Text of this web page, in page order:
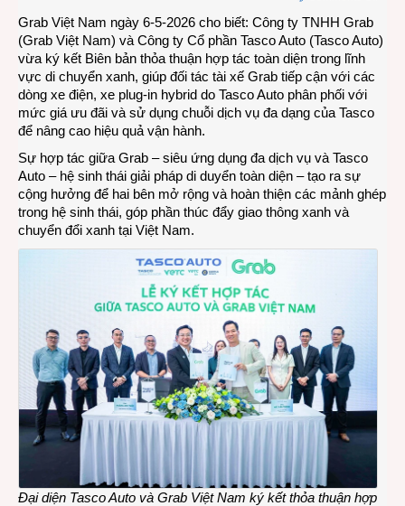
Nam
giúp
Grab Việt Nam ngày 6-5-2026 cho biết: Công ty TNHH Grab
(Grab Việt Nam) và Công ty Cổ phần Tasco Auto (Tasco Auto)
vừa ký kết Biên bản thỏa thuận hợp tác toàn diện trong lĩnh
vực di chuyển xanh, giúp đối tác tài xế Grab tiếp cận với các
dòng xe điện, xe plug-in hybrid do Tasco Auto phân phối với
mức giá ưu đãi và sử dụng chuỗi dịch vụ đa dạng của Tasco
để nâng cao hiệu quả vận hành.
Sự hợp tác giữa Grab – siêu ứng dụng đa dịch vụ và Tasco
Auto – hệ sinh thái giải pháp di duyển toàn diện – tạo ra sự
cộng hưởng để hai bên mở rộng và hoàn thiện các mảnh ghép
trong hệ sinh thái, góp phần thúc đẩy giao thông xanh và
chuyển đổi xanh tại Việt Nam.
Đại diện Tasco Auto và Grab Việt Nam ký kết thỏa thuận hợp